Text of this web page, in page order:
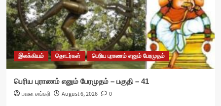
இலக்கியம் தொடர்கள் பெரிய புராணம் எனும் பேரமுதம்
பெரிய புராணம் எனும் பேரமுதம் – பகுதி – 41
பவள சங்கரி
August 6, 2026 0